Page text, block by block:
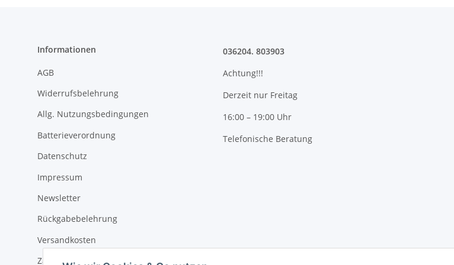
Informationen
AGB
Widerrufsbelehrung
Allg. Nutzungsbedingungen
Batterieverordnung
Datenschutz
Impressum
Newsletter
Rückgabebelehrung
Versandkosten
Zahlungsmöglichkeiten
036204. 803903
Achtung!!!
Derzeit nur Freitag
16:00 – 19:00 Uhr
Telefonische Beratung